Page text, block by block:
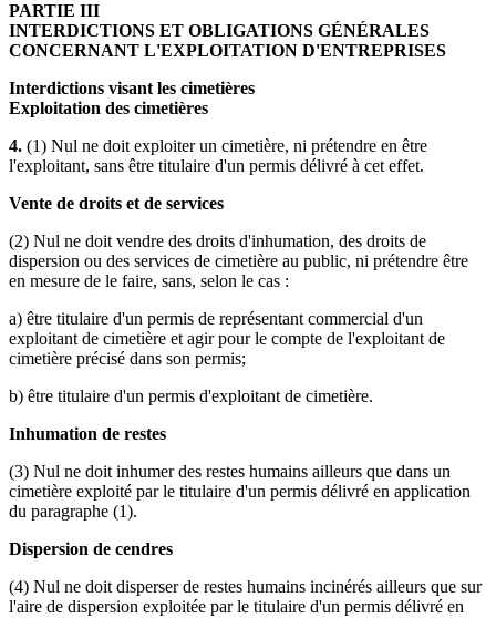
PARTIE III
INTERDICTIONS ET OBLIGATIONS GÉNÉRALES
CONCERNANT L'EXPLOITATION D'ENTREPRISES
Interdictions visant les cimetières
Exploitation des cimetières
4. (1) Nul ne doit exploiter un cimetière, ni prétendre en être
l'exploitant, sans être titulaire d'un permis délivré à cet effet.
Vente de droits et de services
(2) Nul ne doit vendre des droits d'inhumation, des droits de
dispersion ou des services de cimetière au public, ni prétendre être
en mesure de le faire, sans, selon le cas :
a) être titulaire d'un permis de représentant commercial d'un
exploitant de cimetière et agir pour le compte de l'exploitant de
cimetière précisé dans son permis;
b) être titulaire d'un permis d'exploitant de cimetière.
Inhumation de restes
(3) Nul ne doit inhumer des restes humains ailleurs que dans un
cimetière exploité par le titulaire d'un permis délivré en application
du paragraphe (1).
Dispersion de cendres
(4) Nul ne doit disperser de restes humains incinérés ailleurs que sur
l'aire de dispersion exploitée par le titulaire d'un permis délivré en